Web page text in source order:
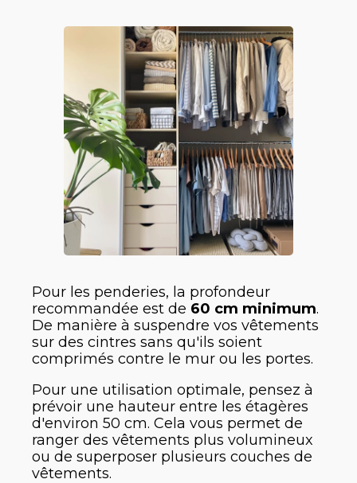
Pour les penderies, la profondeur
recommandée est de 60 cm minimum.
De manière à suspendre vos vêtements
sur des cintres sans qu'ils soient
comprimés contre le mur ou les portes.
Pour une utilisation optimale, pensez à
prévoir une hauteur entre les étagères
d'environ 50 cm. Cela vous permet de
ranger des vêtements plus volumineux
ou de superposer plusieurs couches de
vêtements.